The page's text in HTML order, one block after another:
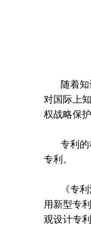
随着
对国际上
权战略保
专利
专利。
《专
用新型专
观设计专